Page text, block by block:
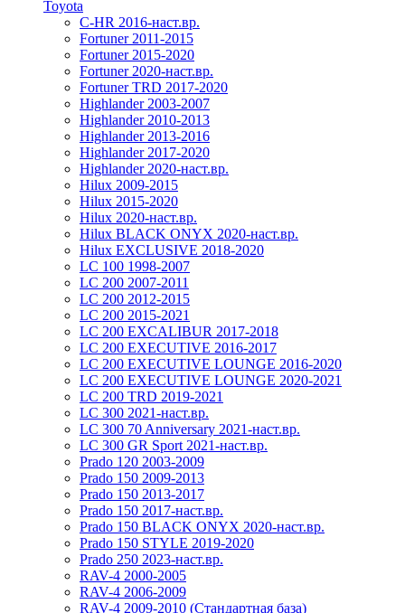
Toyota
C-HR 2016-наст.вр.
Fortuner 2011-2015
Fortuner 2015-2020
Fortuner 2020-наст.вр.
Fortuner TRD 2017-2020
Highlander 2003-2007
Highlander 2010-2013
Highlander 2013-2016
Highlander 2017-2020
Highlander 2020-наст.вр.
Hilux 2009-2015
Hilux 2015-2020
Hilux 2020-наст.вр.
Hilux BLACK ONYX 2020-наст.вр.
Hilux EXCLUSIVE 2018-2020
LC 100 1998-2007
LC 200 2007-2011
LC 200 2012-2015
LC 200 2015-2021
LC 200 EXCALIBUR 2017-2018
LC 200 EXECUTIVE 2016-2017
LC 200 EXECUTIVE LOUNGE 2016-2020
LC 200 EXECUTIVE LOUNGE 2020-2021
LC 200 TRD 2019-2021
LC 300 2021-наст.вр.
LC 300 70 Anniversary 2021-наст.вр.
LC 300 GR Sport 2021-наст.вр.
Prado 120 2003-2009
Prado 150 2009-2013
Prado 150 2013-2017
Prado 150 2017-наст.вр.
Prado 150 BLACK ONYX 2020-наст.вр.
Prado 150 STYLE 2019-2020
Prado 250 2023-наст.вр.
RAV-4 2000-2005
RAV-4 2006-2009
RAV-4 2009-2010 (Стандартная база)